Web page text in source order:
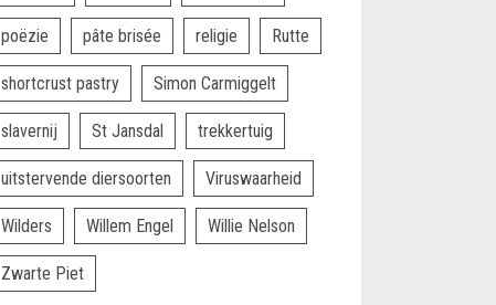
poëzie pâte brisée religie Rutte
shortcrust pastry Simon Carmiggelt
slavernij St Jansdal trekkertuig
uitstervende diersoorten Viruswaarheid
Wilders Willem Engel Willie Nelson
Zwarte Piet